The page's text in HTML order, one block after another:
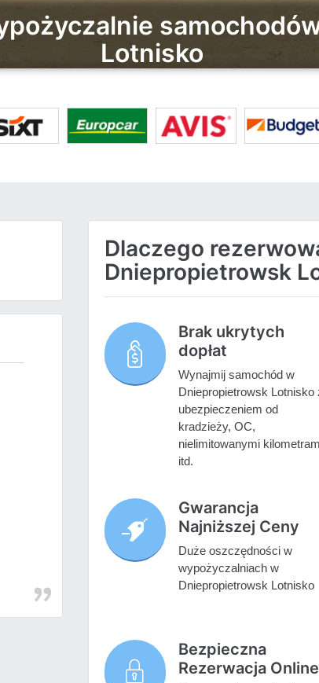
Lotnisko
Dlaczego
Dniepropietrowsk
Brak ukrytych
dopłat
Wynajmij samochód w
Dniepropietrowsk Lotnisko
ubezpieczeniem od
kradzieży, OC,
nielimitowanymi
itd.
Gwarancja
Najniższej Ceny
Duże oszczędności w
wypożyczalniach w
Dniepropietrowsk Lotnisko
Bezpieczna
Rezerwacja Online